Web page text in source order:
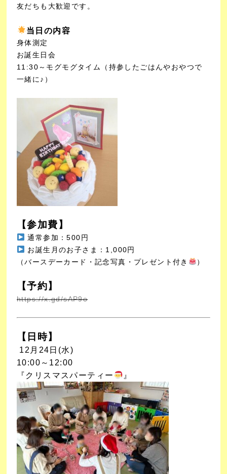
友だちも大歓迎です。
当日の内容
身体測定
お誕生日会
11:30～モグモグタイム（持参したごはんやおやつで
一緒に♪）
【参加費】
通常参加：500円
お誕生月のお子さま：1,000円
（バースデーカード・記念写真・プレゼント付き ）
【予約】
https://x.gd/sAP9o
【日時】
12月24日(水)
10:00～12:00
『クリスマスパーティー 』